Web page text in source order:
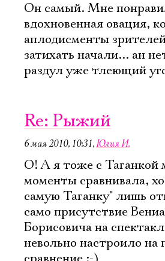
Он самый. Мне
вдохновенная овация,
аплодисменты
затихать начали... ан
раздул уже тлеющий
Re: Рыжий
6 мая 2010, 10:31,Юлия И.
О! А я тоже с Таганкой
моменты сравнивала,
самую Таганку" лишь
само присутствие
Борисовича на
невольно настроило на